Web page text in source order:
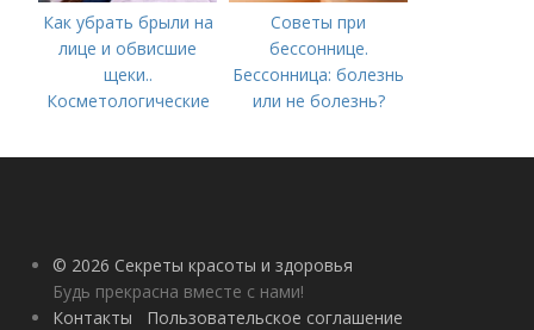
Как убрать брыли на
лице и обвисшие
щеки..
Косметологические
Советы при
бессоннице.
Бессонница: болезнь
или не болезнь?
© 2026 Секреты красоты и здоровья
Будь прекрасна вместе с нами!
Контакты
Пользовательское соглашение